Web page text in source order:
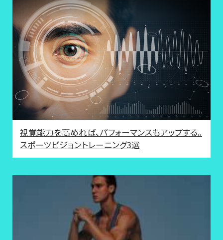
視覚能力を高めれば、パフォーマンスもアップする。
スポーツビジョントレーニング3選